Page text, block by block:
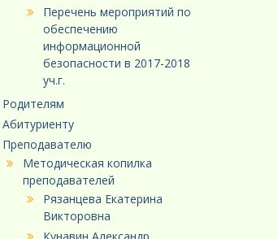
Перечень мероприятий по
обеспечению
информационной
безопасности в 2017-2018
уч.г.
Родителям
Абитуриенту
Преподавателю
Методическая копилка
преподавателей
Рязанцева Екатерина
Викторовна
Кунавин Александр